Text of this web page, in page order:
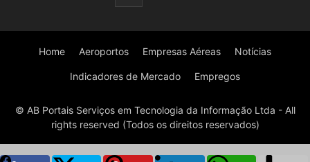
Home Aeroportos Empresas Aéreas Notícias
Indicadores de Mercado Empregos
© AB Portais Serviços em Tecnologia da Informação Ltda - All
rights reserved (Todos os direitos reservados)